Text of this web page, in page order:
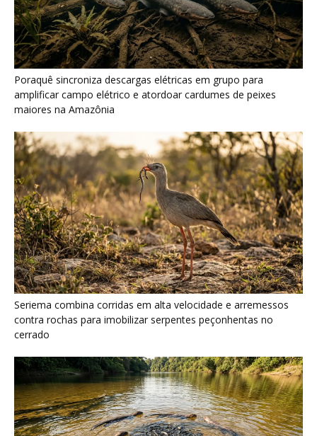
Seriema combina corridas em alta velocidade e arremessos
contra rochas para imobilizar serpentes peçonhentas no
cerrado
Ariranha sincroniza caça coletiva com vocalização subaquática
e cerca cardumes em rios rasos da Amazônia